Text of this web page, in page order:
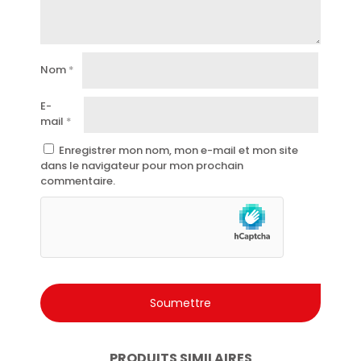
Qualité Malizia, synonyme de douceur et de bien-être à
Nom *
E-
mail *
Enregistrer mon nom, mon e-mail et mon site
dans le navigateur pour mon prochain
commentaire.